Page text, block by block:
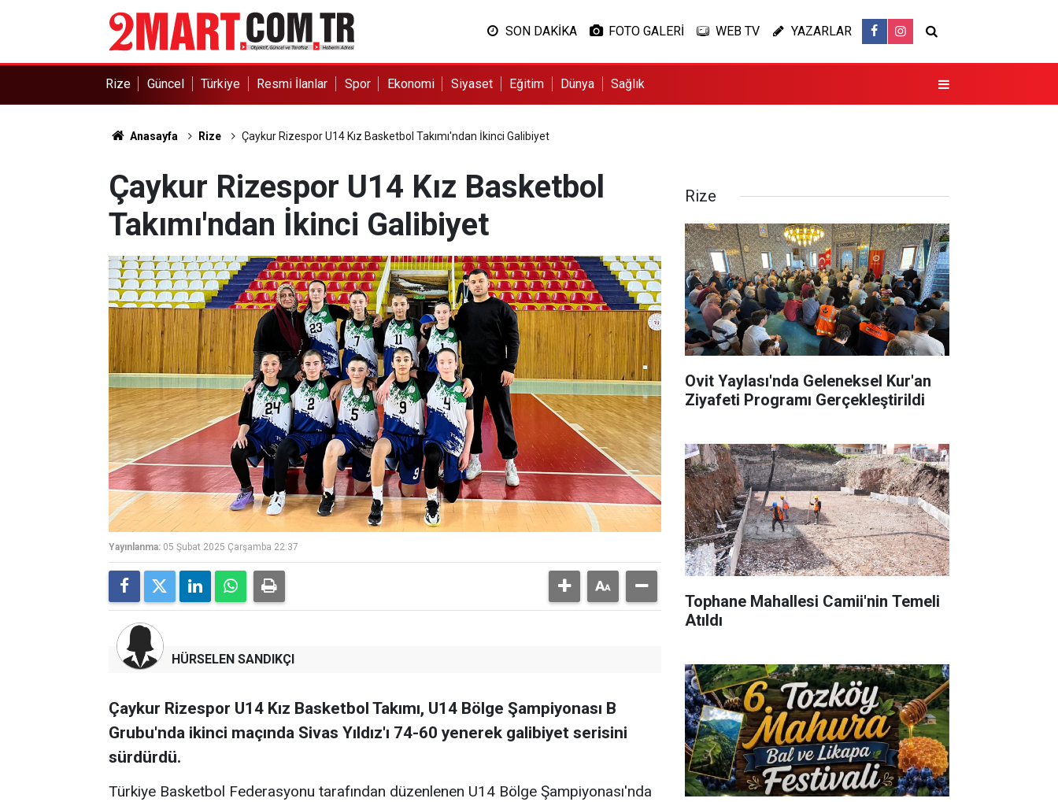
SON DAKİKA FOTO GALERİ WEB TV YAZARLAR
Rize Güncel Türkiye Resmi İlanlar Spor Ekonomi Siyaset Eğitim Dünya Sağlık
Anasayfa Rize Çaykur Rizespor U14 Kız Basketbol Takımı'ndan İkinci Galibiyet
Çaykur Rizespor U14 Kız Basketbol
Takımı'ndan İkinci Galibiyet
Yayınlanma: 05 Şubat 2025 Çarşamba 22:37
HÜRSELEN SANDIKÇI
Çaykur Rizespor U14 Kız Basketbol Takımı, U14 Bölge Şampiyonası B
Grubu'nda ikinci maçında Sivas Yıldız'ı 74-60 yenerek galibiyet serisini
sürdürdü.
Türkiye Basketbol Federasyonu tarafından düzenlenen U14 Bölge Şampiyonası'nda
Rize
Ovit Yaylası'nda Geleneksel Kur'an
Ziyafeti Programı Gerçekleştirildi
Tophane Mahallesi Camii'nin Temeli
Atıldı